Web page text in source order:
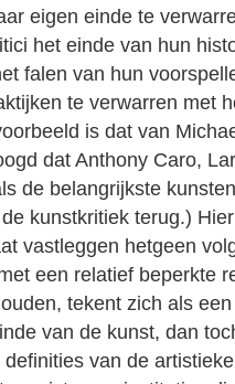
eigen einde te
het einde van hun
falen van hun
te verwarren met
is dat van
dat Anthony Caro,
de belangrijkste
kunstkritiek terug.)
vastleggen hetgeen
een relatief beperkte
tekent zich als
van de kunst, dan
van de